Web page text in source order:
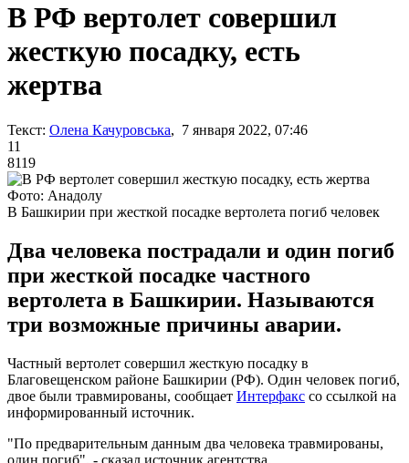
В РФ вертолет совершил
жесткую посадку, есть
жертва
Текст: Олена Качуровська, 7 января 2022, 07:46
11
8119
Фото: Анадолу
В Башкирии при жесткой посадке вертолета погиб человек
Два человека пострадали и один погиб
при жесткой посадке частного
вертолета в Башкирии. Называются
три возможные причины аварии.
Частный вертолет совершил жесткую посадку в
Благовещенском районе Башкирии (РФ). Один человек погиб,
двое были травмированы, сообщает Интерфакс со ссылкой на
информированный источник.
"По предварительным данным два человека травмированы,
один погиб", - сказал источник агентства.